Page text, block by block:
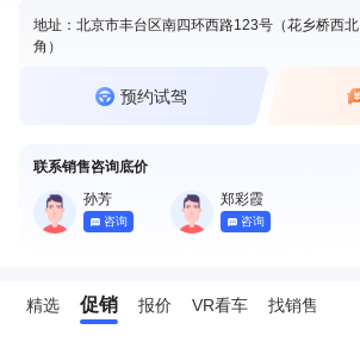
地址：北京市丰台区南四环西路123号（花乡桥西北
角）
预约试驾
联系销售咨询底价
孙芳
咨询
郑彩霞
咨询
精选 促销 报价 VR看车 找销售